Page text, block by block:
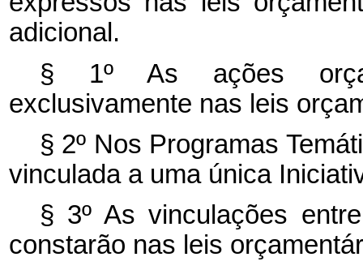
adicional.
§ 1º As ações
exclusivamente nas leis
§ 2º Nos Programas
vinculada a uma única
§ 3º As vinculações
constarão nas leis